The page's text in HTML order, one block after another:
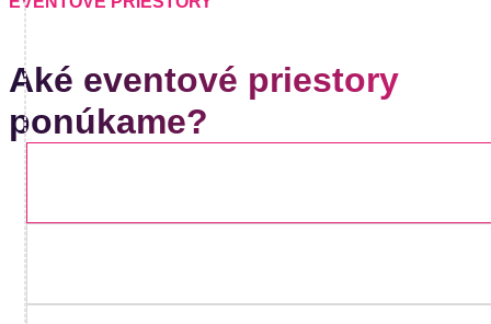
Aké eventové priestory
ponúkame?